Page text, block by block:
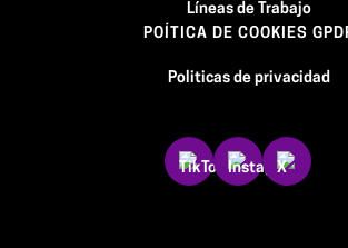
Líneas de Trabajo
POÍTICA DE COOKIES
Politicas de privacidad